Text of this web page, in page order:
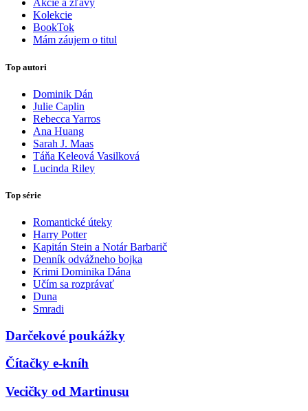
Akcie a zľavy
Kolekcie
BookTok
Mám záujem o titul
Top autori
Dominik Dán
Julie Caplin
Rebecca Yarros
Ana Huang
Sarah J. Maas
Táňa Keleová Vasilková
Lucinda Riley
Top série
Romantické úteky
Harry Potter
Kapitán Stein a Notár Barbarič
Denník odvážneho bojka
Krimi Dominika Dána
Učím sa rozprávať
Duna
Smradi
Darčekové poukážky
Čítačky e-kníh
Vecičky od Martinusu